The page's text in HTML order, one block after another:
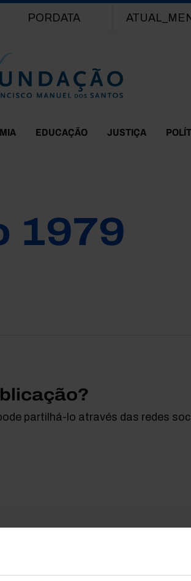
PORDATA
EDUCAÇÃO JUSTIÇA
1979
partilhá-lo através das redes